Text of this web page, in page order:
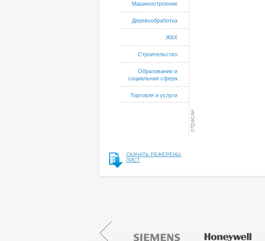
СКАЧАТЬ РЕФЕРЕНЦ-
ЛИСТ
Машиностроение
Деревообработка
ЖКХ
Строительство
Образование и
социальная сфера
Торговля и услуги